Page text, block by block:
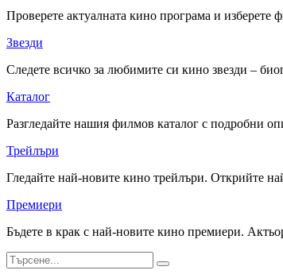
Проверете актуалната кино програма и
Звезди
Следете всичко за любимите си кино звезди –
Каталог
Разгледайте нашия филмов каталог с подробни
Трейлъри
Гледайте най-новите кино трейлъри. Открийте
Премиери
Бъдете в крак с най-новите кино премиери.